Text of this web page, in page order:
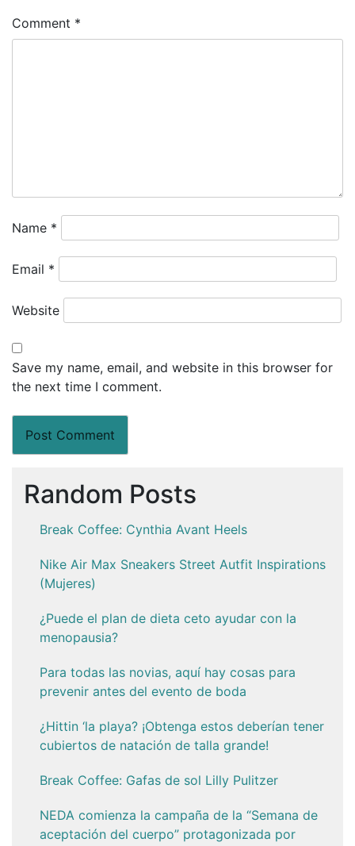
Comment *
Name *
Email *
Website
Save my name, email, and website in this browser for
the next time I comment.
Random Posts
Break Coffee: Cynthia Avant Heels
Nike Air Max Sneakers Street Autfit Inspirations
(Mujeres)
¿Puede el plan de dieta ceto ayudar con la
menopausia?
Para todas las novias, aquí hay cosas para
prevenir antes del evento de boda
¿Hittin ‘la playa? ¡Obtenga estos deberían tener
cubiertos de natación de talla grande!
Break Coffee: Gafas de sol Lilly Pulitzer
NEDA comienza la campaña de la “Semana de
aceptación del cuerpo” protagonizada por